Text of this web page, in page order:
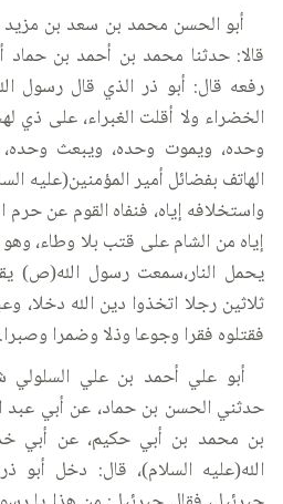
أبو الحسن محمد بن سعد بن
قالا: حدثنا محمد بن أحمد بن حماد
رفعه قال: أبو ذر الذي قال رسول
الخضراء ولا أقلت الغبراء، على
وحده، ويموت وحده، ويبعث
الهاتف بفضائل أمير المؤمنين(عليه
واستخلافه إياه، فنفاه القوم عن
إياه من الشام على قتب بلا وطاء،
يحمل النار،سمعت رسول الله(ص)
ثلاثين رجلا اتخذوا دين الله دخلا،
فقتلوه فقرا وجوعا وذلا وضمرا وصبرا.
أبو علي أحمد بن علي السلولي
حدثني الحسن بن حماد، عن أبي عبد
بن محمد بن أبي حكيم، عن أبي
الله(عليه السلام)، قال: دخل